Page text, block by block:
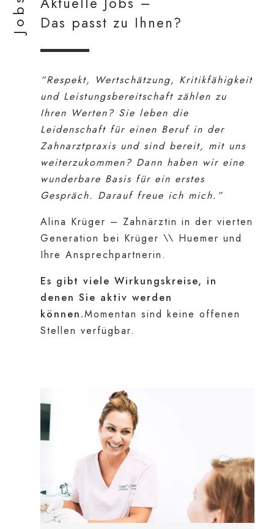
Jobs
Das passt zu Ihnen?
“Respekt, Wertschätzung, Kritikfähigkeit
und Leistungsbereitschaft zählen zu
Ihren Werten? Sie leben die
Leidenschaft für einen Beruf in der
Zahnarztpraxis und sind bereit, mit uns
weiterzukommen? Dann haben wir eine
wunderbare Basis für ein erstes
Gespräch. Darauf freue ich mich.”
Alina Krüger – Zahnärztin in der vierten
Generation bei Krüger \\ Huemer und
Ihre Ansprechpartnerin.
Es gibt viele Wirkungskreise, in
denen Sie aktiv werden
können.Momentan sind keine offenen
Stellen verfügbar.